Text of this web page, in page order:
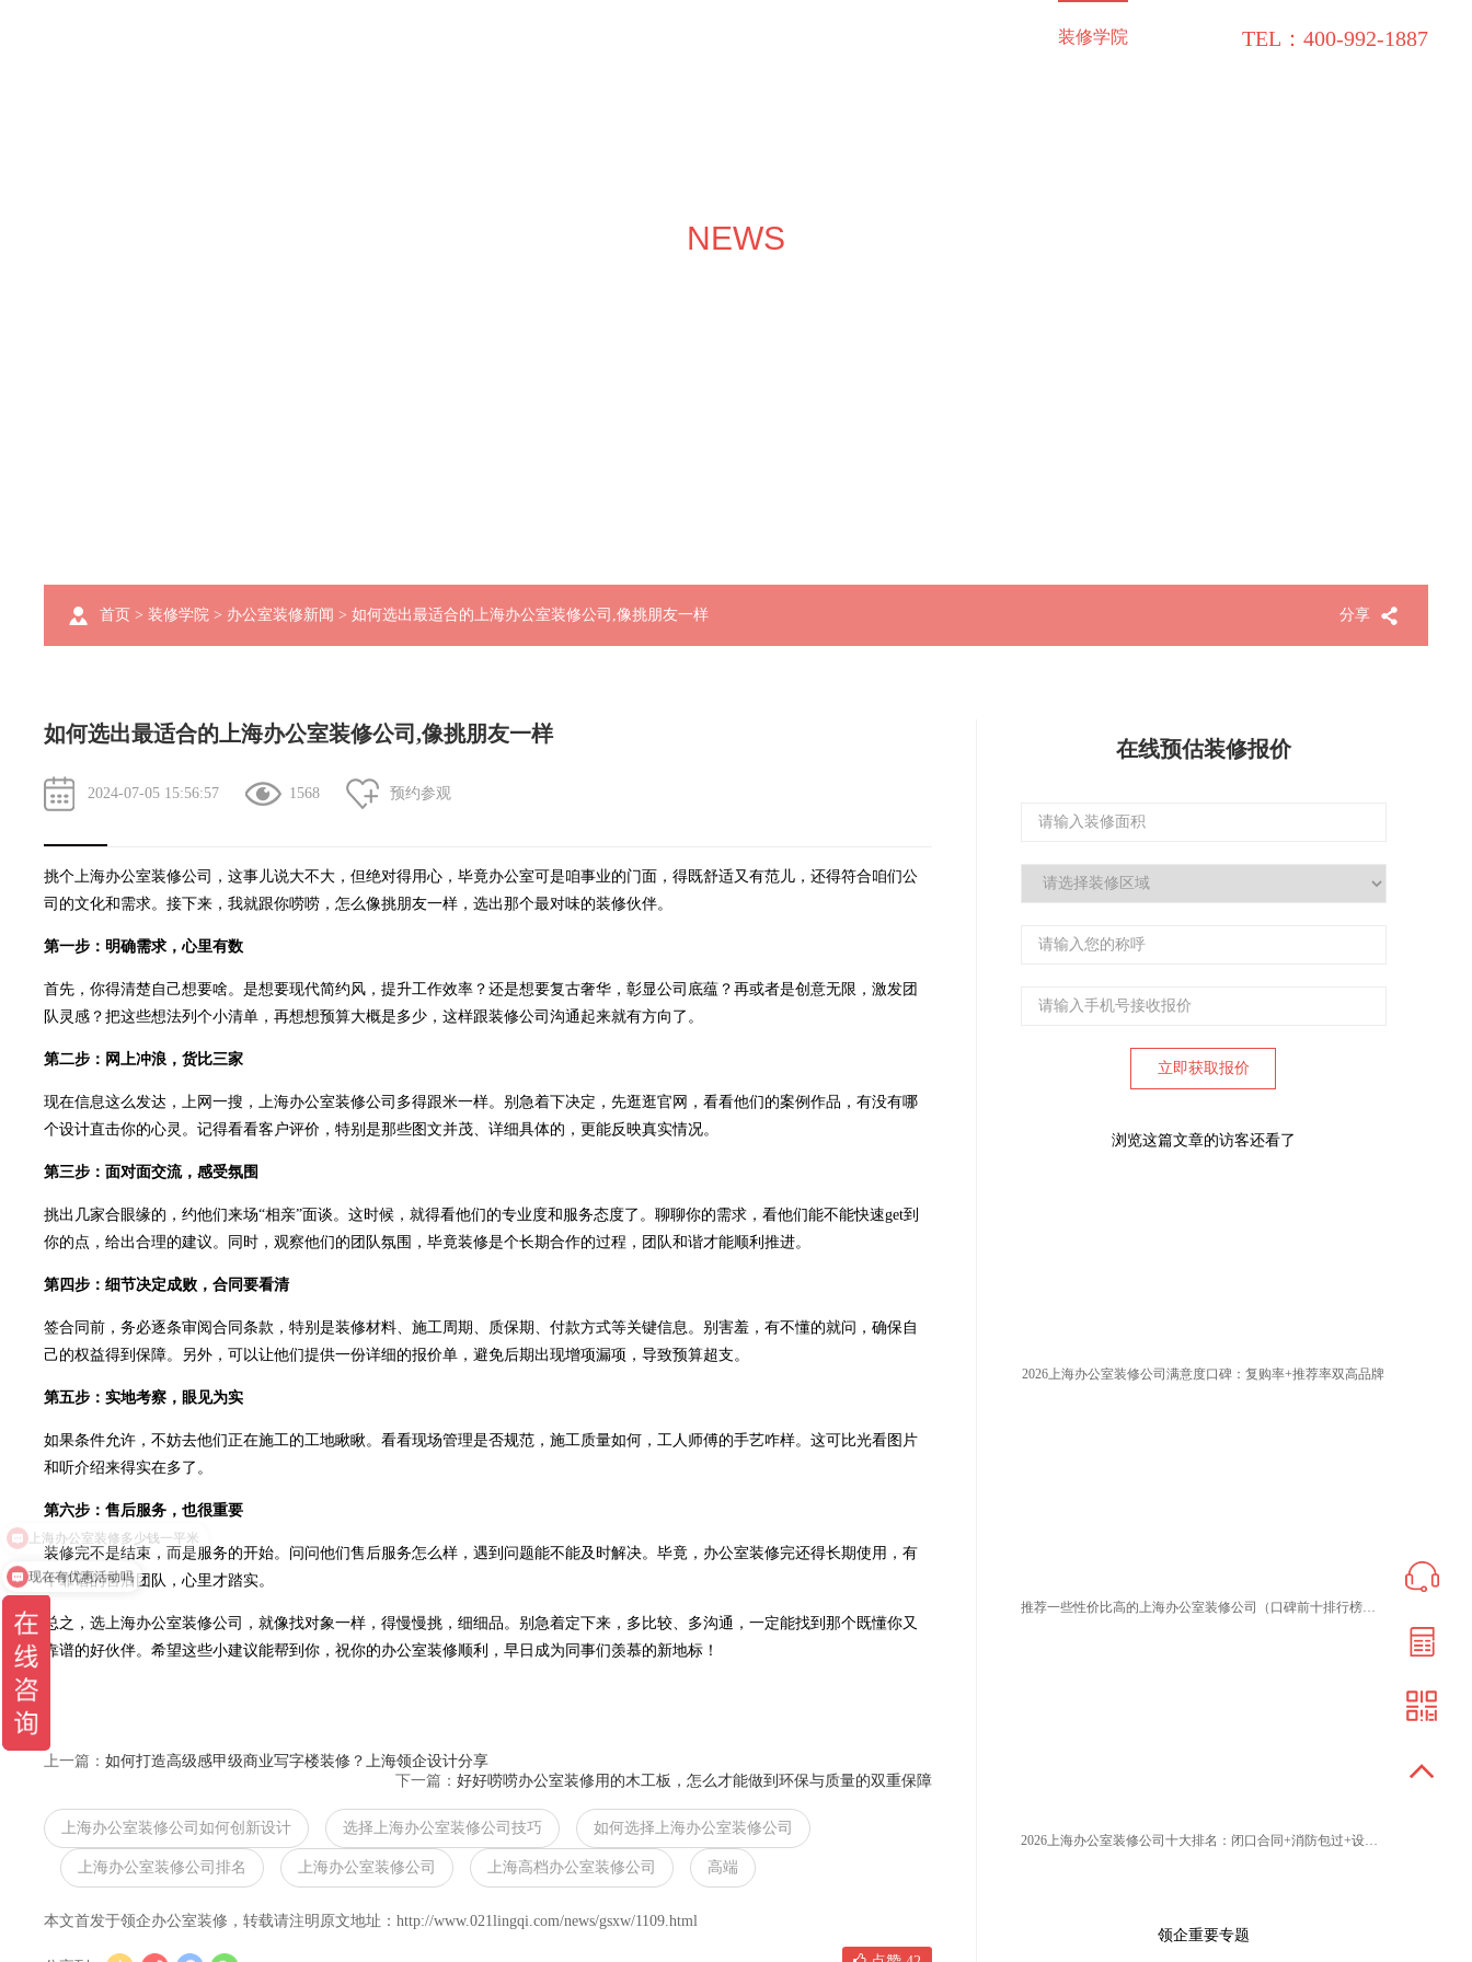
TEL：400-992-1887
装修学院
NEWS
分享
首页 > 装修学院 > 办公室装修新闻 > 如何选出最适合的上海办公室装修公司,像挑朋友一样
如何选出最适合的上海办公室装修公司,像挑朋友一样
2024-07-05 15:56:57 1568 预约参观
挑个 上海办公室装修公司
，这事儿说大不大，但绝对得用心，毕竟办公室可是咱事业的门面，得既舒适又有范儿，还得符合咱们公
司的文化和需求。接下来，我就跟你唠唠，怎么像挑朋友一样，选出那个最对味的装修伙伴。
第一步：明确需求，心里有数
首先，你得清楚自己想要啥。是想要现代简约风，提升工作效率？还是想要复古奢华，彰显公司底蕴？再或者是创意无限，激发团
队灵感？把这些想法列个小清单，再想想预算大概是多少，这样跟装修公司沟通起来就有方向了。
第二步：网上冲浪，货比三家
现在信息这么发达，上网一搜，上海办公室装修公司多得跟米一样。别急着下决定，先逛逛官网，看看他们的案例作品，有没有哪
个设计直击你的心灵。记得看看客户评价，特别是那些图文并茂、详细具体的，更能反映真实情况。
第三步：面对面交流，感受氛围
挑出几家合眼缘的，约他们来场“相亲”面谈。这时候，就得看他们的专业度和服务态度了。聊聊你的需求，看他们能不能快速get到
你的点，给出合理的建议。同时，观察他们的团队氛围，毕竟装修是个长期合作的过程，团队和谐才能顺利推进。
第四步：细节决定成败，合同要看清
签合同前，务必逐条审阅合同条款，特别是装修材料、施工周期、质保期、付款方式等关键信息。别害羞，有不懂的就问，确保自
己的权益得到保障。另外，可以让他们提供一份详细的报价单，避免后期出现增项漏项，导致预算超支。
第五步：实地考察，眼见为实
如果条件允许，不妨去他们正在施工的工地瞅瞅。看看现场管理是否规范，施工质量如何，工人师傅的手艺咋样。这可比光看图片
和听介绍来得实在多了。
第六步：售后服务，也很重要
装修完不是结束，而是服务的开始。问问他们售后服务怎么样，遇到问题能不能及时解决。毕竟，办公室装修完还得长期使用，有
个靠谱的售后团队，心里才踏实。
总之，选 上海办公室装修公司
，就像找对象一样，得慢慢挑，细细品。别急着定下来，多比较、多沟通，一定能找到那个既懂你又
靠谱的好伙伴。希望这些小建议能帮到你，祝你的办公室装修顺利，早日成为同事们羡慕的新地标！
上一篇： 如何打造高级感甲级商业写字楼装修？上海领企设计分享
下一篇： 好好唠唠办公室装修用的木工板，怎么才能做到环保与质量的双重保障
上海办公室装修公司如何创新设计 选择上海办公室装修公司技巧 如何选择上海办公室装修公司
上海办公室装修公司排名 上海办公室装修公司 上海高档办公室装修公司 高端
本文首发于领企办公室装修，转载请注明原文地址：http://www.021lingqi.com/news/gsxw/1109.html
在线预估装修报价
浏览这篇文章的访客还看了
2026上海办公室装修公司满意度口碑：复购率+推荐率双高品牌
推荐一些性价比高的上海办公室装修公司（口碑前十排行榜优选）
2026上海办公室装修公司十大排名：闭口合同+消防包过+设计封神榜
领企重要专题
现在有优惠活动吗